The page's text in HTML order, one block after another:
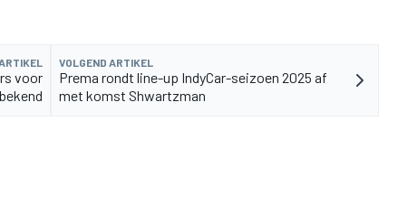
voor
VOLGEND ARTIKEL
Prema rondt line-up IndyCar-seizoen 2025 af
met komst Shwartzman